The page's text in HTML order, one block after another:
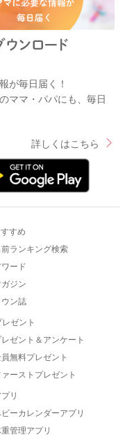
が毎日届く！
ママ・パパにも、毎日
詳しくはこちら
すめ
ランキング検索
ワード
ガジン
ウン誌
レゼント
レゼント＆アンケート
無料プレゼント
ァーストプレゼント
リ
ーカレンダーアプリ
管理アプリ